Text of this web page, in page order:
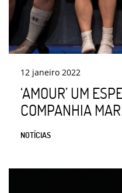
12 janeiro 2022
‘AMOUR’ UM
COMPANHIA
NOTÍCIAS